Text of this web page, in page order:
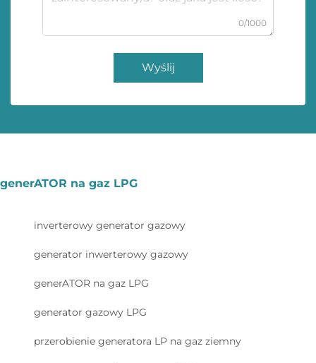
0/1000
Wyślij
generATOR na gaz LPG
inverterowy generator gazowy
generator inwerterowy gazowy
generATOR na gaz LPG
generator gazowy LPG
przerobienie generatora LP na gaz ziemny